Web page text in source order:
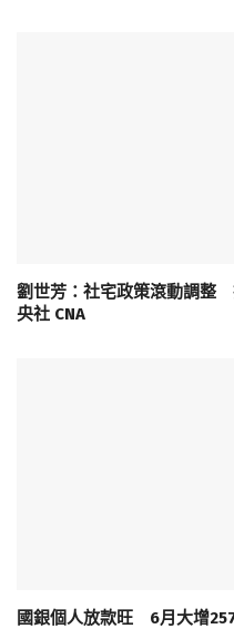
劉世芳：社宅政策滾動調整
央社 CNA
國銀個人放款旺 6月大增